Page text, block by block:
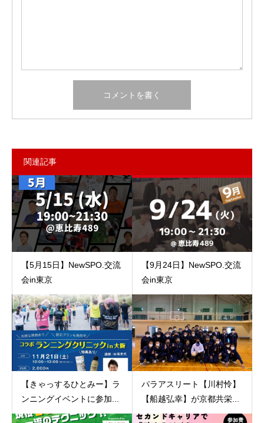
関連記事
【5月15日】NewSPO.交流
会in東京
【9月24日】NewSPO.交流
会in東京
【きゃっするひとみー】ラ
ンニングイベントに参加...
パラアスリート【川村怜】
【船越弘幸】が京都共栄...